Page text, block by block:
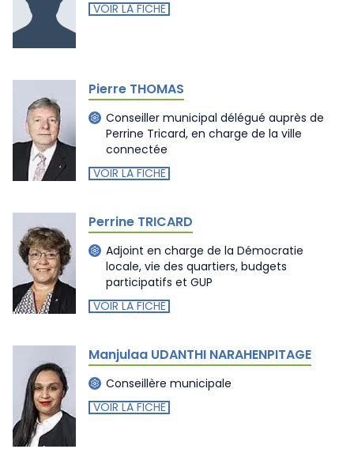
VOIR LA FICHE
Pierre THOMAS
Conseiller municipal délégué auprès de
Perrine Tricard, en charge de la ville
connectée
VOIR LA FICHE
Perrine TRICARD
Adjoint en charge de la Démocratie
locale, vie des quartiers, budgets
participatifs et GUP
VOIR LA FICHE
Manjulaa UDANTHI NARAHENPITAGE
Conseillère municipale
VOIR LA FICHE